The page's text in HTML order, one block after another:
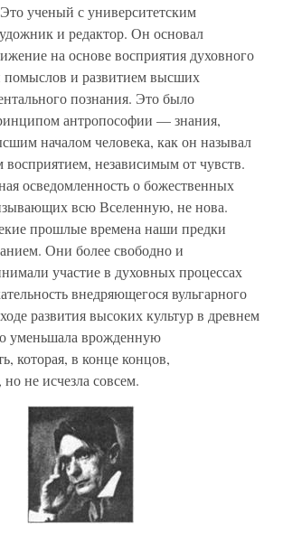
ученый с университетским
и редактор. Он основал
на основе восприятия духовного
помыслов и развитием высших
познания. Это было
антропософии — знания,
началом человека, как он называл
независимым от чувств.
осведомленность о божественных
всю Вселенную, не нова.
прошлые времена наши предки
Они более свободно и
участие в духовных процессах
внедряющегося вульгарного
развития высоких культур в древнем
уменьшала врожденную
которая, в конце концов,
не исчезла совсем.